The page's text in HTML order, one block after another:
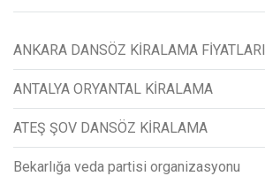
ANKARA DANSÖZ KİRALAMA FİYATLARI
ANTALYA ORYANTAL KİRALAMA
ATEŞ ŞOV DANSÖZ KİRALAMA
Bekarlığa veda partisi organizasyonu